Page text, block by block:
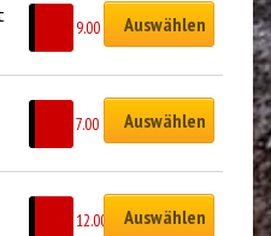
9.00 Auswählen
7.00 Auswählen
12.00 Auswählen